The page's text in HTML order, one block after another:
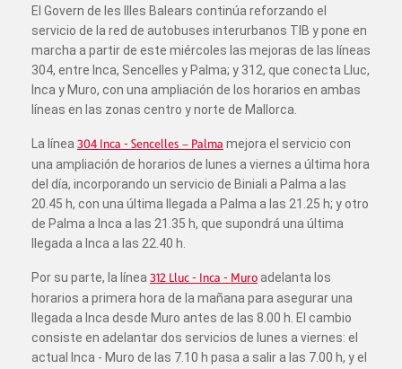
El Govern de les Illes Balears continúa reforzando el
servicio de la red de autobuses interurbanos TIB y pone en
marcha a partir de este miércoles las mejoras de las líneas
304, entre Inca, Sencelles y Palma; y 312, que conecta Lluc,
Inca y Muro, con una ampliación de los horarios en ambas
líneas en las zonas centro y norte de Mallorca.
La línea 304 Inca - Sencelles – Palma mejora el servicio con
una ampliación de horarios de lunes a viernes a última hora
del día, incorporando un servicio de Biniali a Palma a las
20.45 h, con una última llegada a Palma a las 21.25 h; y otro
de Palma a Inca a las 21.35 h, que supondrá una última
llegada a Inca a las 22.40 h.
Por su parte, la línea 312 Lluc - Inca - Muro adelanta los
horarios a primera hora de la mañana para asegurar una
llegada a Inca desde Muro antes de las 8.00 h. El cambio
consiste en adelantar dos servicios de lunes a viernes: el
actual Inca - Muro de las 7.10 h pasa a salir a las 7.00 h, y el